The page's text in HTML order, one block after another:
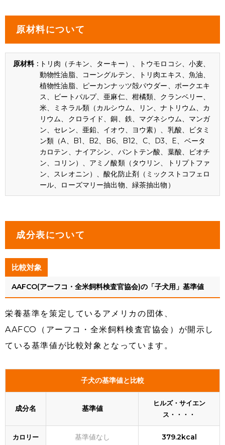
原材料について
トリ肉（チキン、ターキー）、トウモロコシ、小麦、
動物性油脂、コーングルテン、トリ肉エキス、魚油、
植物性油脂、ピーカンナッツ殻パウダー、ポークエキ
ス、ビートパルプ、亜麻仁、柑橘類、クランベリー、
米、ミネラル類（カルシウム、リン、ナトリウム、カ
リウム、クロライド、銅、鉄、マグネシウム、マンガ
ン、セレン、亜鉛、イオウ、ヨウ素）、乳酸、ビタミ
ン類（A、B1、B2、B6、B12、C、D3、E、ベータ
カロテン、ナイアシン、パントテン酸、葉酸、ビオチ
ン、コリン）、アミノ酸類（タウリン、トリプトファ
ン、スレオニン）、酸化防止剤（ミックストコフェロ
ール、ローズマリー抽出物、緑茶抽出物）
成分表について
比較対象
AAFCO(アーフコ・全米飼料検査官協会)の「子犬用」基準値
栄養基準を策定しているアメリカの団体、
AAFCO（アーフコ・全米飼料検査官協会）が開示し
ている基準値が比較対象となっています。
子犬の基準値と比較
成分名 基準値
ヒルズ・サイエン
ス・・・・
カロリー 基準値なし 379.2kcal